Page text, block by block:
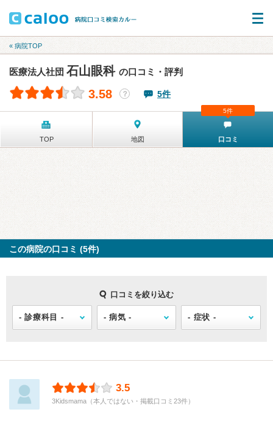
« 病院TOP
医療法人社団 石山眼科 の口コミ・評判
3.58 ？ 5件
TOP 地図 口コミ
5件
この病院の口コミ (5件)
口コミを絞り込む
3.5
3Kidsmama（本人ではない・掲載口コミ23件）